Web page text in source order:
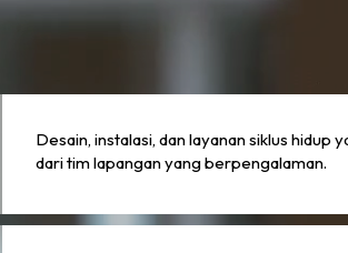
Desain, instalasi, dan layanan siklus hidup
dari tim lapangan yang berpengalaman.